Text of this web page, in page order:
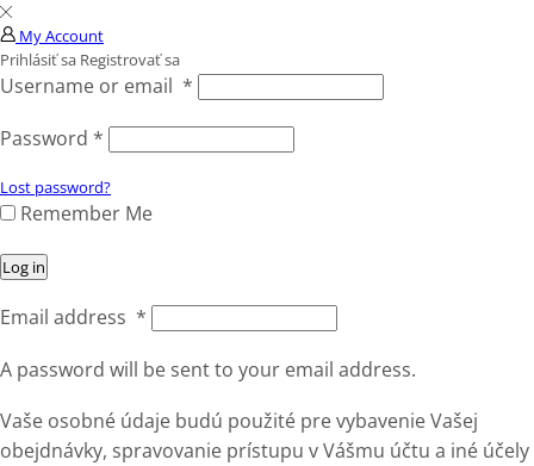
My Account
Prihlásiť sa Registrovať sa
Username or email *
Password *
Lost password?
Remember Me
Log in
Email address *
A password will be sent to your email address.
Vaše osobné údaje budú použité pre vybavenie Vašej
obejdnávky, spravovanie prístupu v Vášmu účtu a iné účely